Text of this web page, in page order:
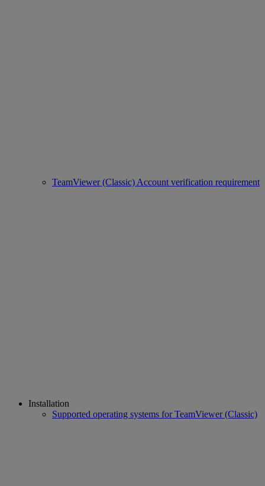
TeamViewer (Classic) Account verification requirement
Installation
Supported operating systems for TeamViewer (Classic)